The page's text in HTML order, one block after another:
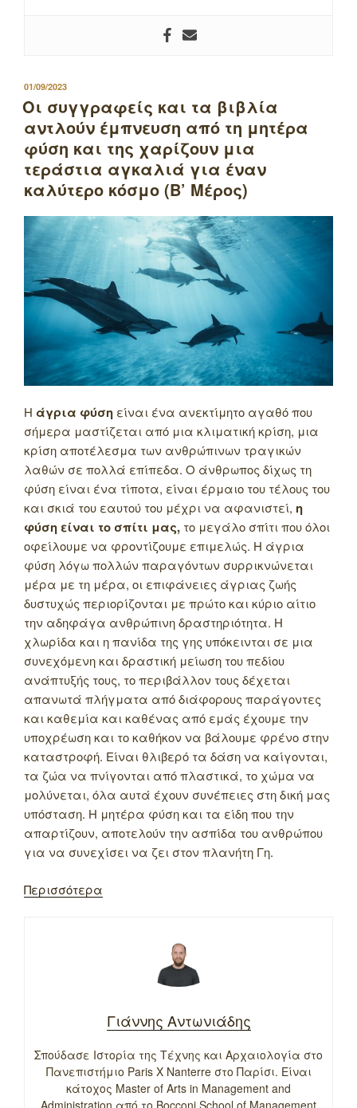
ΔΗΜΟΣΙΕΥΤΗΚΕ
ΣΤΙΣ
01/09/2023
Οι συγγραφείς και τα βιβλία
αντλούν έμπνευση από τη μητέρα
φύση και της χαρίζουν μια
τεράστια αγκαλιά για έναν
καλύτερο κόσμο (Β’ Μέρος)
Η άγρια φύση είναι ένα ανεκτίμητο αγαθό που
σήμερα μαστίζεται από μια κλιματική κρίση, μια
κρίση αποτέλεσμα των ανθρώπινων τραγικών
λαθών σε πολλά επίπεδα. Ο άνθρωπος δίχως τη
φύση είναι ένα τίποτα, είναι έρμαιο του τέλους του
και σκιά του εαυτού του μέχρι να αφανιστεί, η
φύση είναι το σπίτι μας, το μεγάλο σπίτι που όλοι
οφείλουμε να φροντίζουμε επιμελώς. Η άγρια
φύση λόγω πολλών παραγόντων συρρικνώνεται
μέρα με τη μέρα, οι επιφάνειες άγριας ζωής
δυστυχώς περιορίζονται με πρώτο και κύριο αίτιο
την αδηφάγα ανθρώπινη δραστηριότητα. Η
χλωρίδα και η πανίδα της γης υπόκεινται σε μια
συνεχόμενη και δραστική μείωση του πεδίου
ανάπτυξής τους, το περιβάλλον τους δέχεται
απανωτά πλήγματα από διάφορους παράγοντες
και καθεμία και καθένας από εμάς έχουμε την
υποχρέωση και το καθήκον να βάλουμε φρένο στην
καταστροφή. Είναι θλιβερό τα δάση να καίγονται,
τα ζώα να πνίγονται από πλαστικά, το χώμα να
μολύνεται, όλα αυτά έχουν συνέπειες στη δική μας
υπόσταση. Η μητέρα φύση και τα είδη που την
απαρτίζουν, αποτελούν την ασπίδα του ανθρώπου
για να συνεχίσει να ζει στον πλανήτη Γη.
Περισσότερα
Γιάννης Αντωνιάδης
Σπούδασε Ιστορία της Τέχνης και Αρχαιολογία στο
Πανεπιστήμιο Paris X Nanterre στο Παρίσι. Είναι
κάτοχος Master of Arts in Management and
Administration από το Bocconi School of Management